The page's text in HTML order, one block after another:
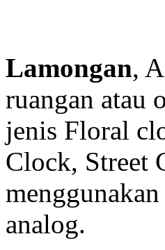
Lamongan,
ruangan atau
jenis Floral
Clock, Street
analog.